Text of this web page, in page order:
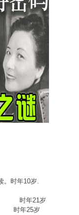
时年10岁.
时年21岁
时年25岁